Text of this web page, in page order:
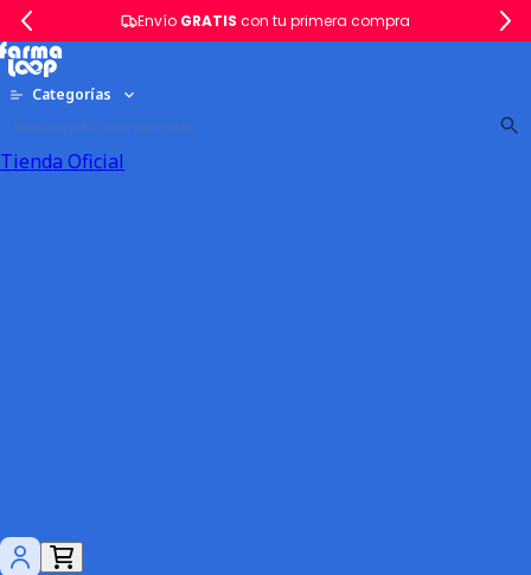
Envío GRATIS con tu primera compra
Categorías
Tienda Oficial